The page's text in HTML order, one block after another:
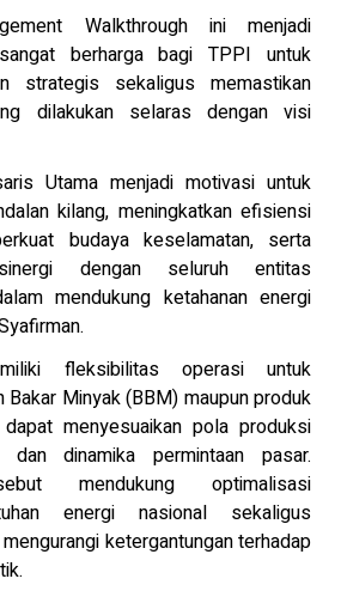
Walkthrough ini menjadi
berharga bagi TPPI untuk
strategis sekaligus memastikan
dilakukan selaras dengan visi
Utama menjadi motivasi untuk
kilang, meningkatkan efisiensi
budaya keselamatan, serta
dengan seluruh entitas
mendukung ketahanan energi
fleksibilitas operasi untuk
Bakar Minyak (BBM) maupun produk
menyesuaikan pola produksi
dan dinamika permintaan pasar.
mendukung optimalisasi
energi nasional sekaligus
ketergantungan terhadap